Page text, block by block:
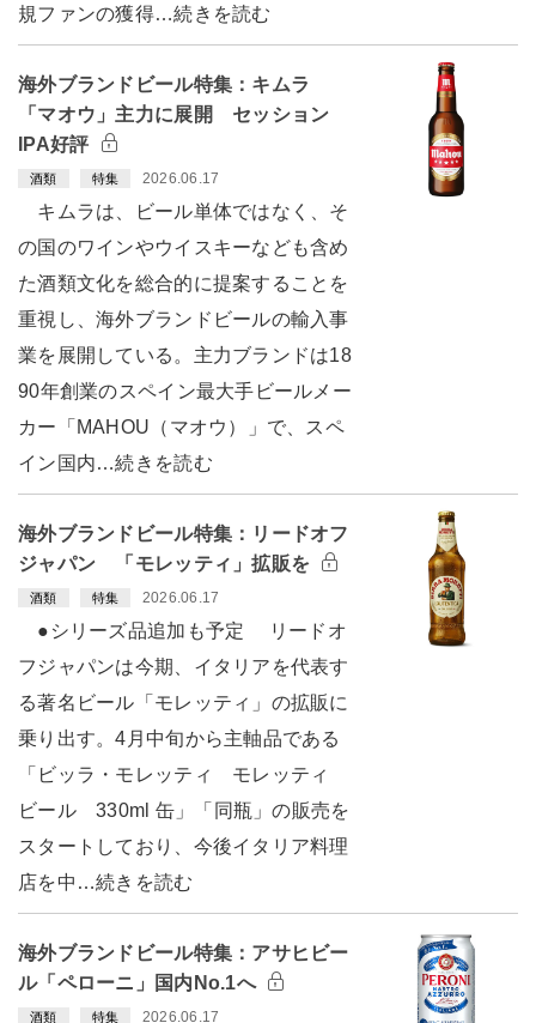
規ファンの獲得…続きを読む
海外ブランドビール特集：キムラ
「マオウ」主力に展開 セッション
IPA好評
酒類 特集 2026.06.17
キムラは、ビール単体ではなく、そ
の国のワインやウイスキーなども含め
た酒類文化を総合的に提案することを
重視し、海外ブランドビールの輸入事
業を展開している。主力ブランドは18
90年創業のスペイン最大手ビールメー
カー「MAHOU（マオウ）」で、スペ
イン国内…続きを読む
海外ブランドビール特集：リードオフ
ジャパン 「モレッティ」拡販を
酒類 特集 2026.06.17
●シリーズ品追加も予定 リードオ
フジャパンは今期、イタリアを代表す
る著名ビール「モレッティ」の拡販に
乗り出す。4月中旬から主軸品である
「ビッラ・モレッティ モレッティ
ビール 330ml 缶」「同瓶」の販売を
スタートしており、今後イタリア料理
店を中…続きを読む
海外ブランドビール特集：アサヒビー
ル「ペローニ」国内No.1へ
酒類 特集 2026.06.17